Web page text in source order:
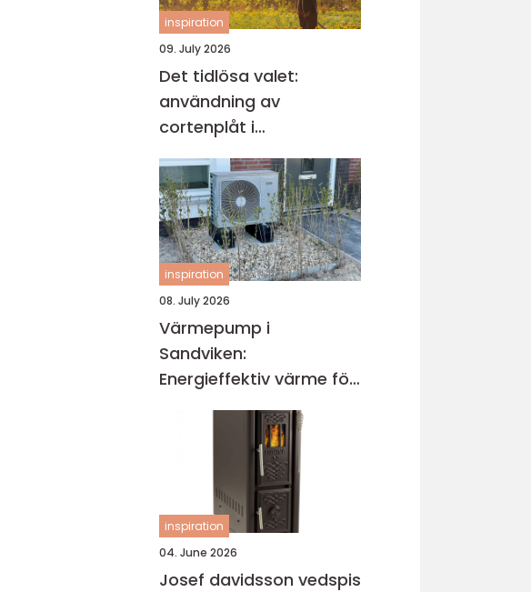
inspiration
09. July 2026
Det tidlösa valet:
användning av
cortenplåt i
trädgårdsdesign
inspiration
08. July 2026
Värmepump i
Sandviken:
Energieffektiv värme för
villa och fastighet
inspiration
04. June 2026
Josef davidsson vedspis